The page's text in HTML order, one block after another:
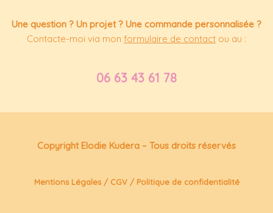
Une question ? Un projet ? Une commande personnalisée ?
Contacte-moi via mon formulaire de contact ou au :
06 63 43 61 78
Copyright Elodie Kudera – Tous droits réservés
Mentions Légales/ CGV/ Politique de confidentialité